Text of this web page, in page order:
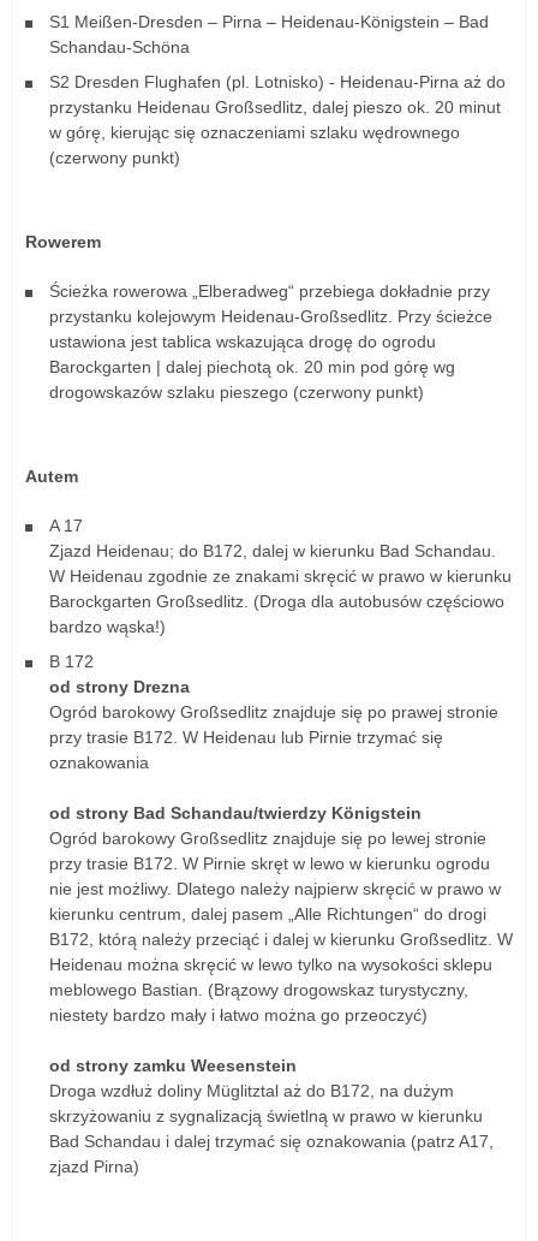
S1 Meißen-Dresden – Pirna – Heidenau-Königstein – Bad
Schandau-Schöna
S2 Dresden Flughafen (pl. Lotnisko) - Heidenau-Pirna aż do
przystanku Heidenau Großsedlitz, dalej pieszo ok. 20 minut
w górę, kierując się oznaczeniami szlaku wędrownego
(czerwony punkt)
Rowerem
Ścieżka rowerowa „Elberadweg“ przebiega dokładnie przy
przystanku kolejowym Heidenau-Großsedlitz. Przy ścieżce
ustawiona jest tablica wskazująca drogę do ogrodu
Barockgarten | dalej piechotą ok. 20 min pod górę wg
drogowskazów szlaku pieszego (czerwony punkt)
Autem
A 17
Zjazd Heidenau; do B172, dalej w kierunku Bad Schandau.
W Heidenau zgodnie ze znakami skręcić w prawo w kierunku
Barockgarten Großsedlitz. (Droga dla autobusów częściowo
bardzo wąska!)
B 172
od strony Drezna
Ogród barokowy Großsedlitz znajduje się po prawej stronie
przy trasie B172. W Heidenau lub Pirnie trzymać się
oznakowania
od strony Bad Schandau/twierdzy Königstein
Ogród barokowy Großsedlitz znajduje się po lewej stronie
przy trasie B172. W Pirnie skręt w lewo w kierunku ogrodu
nie jest możliwy. Dlatego należy najpierw skręcić w prawo w
kierunku centrum, dalej pasem „Alle Richtungen“ do drogi
B172, którą należy przeciąć i dalej w kierunku Großsedlitz. W
Heidenau można skręcić w lewo tylko na wysokości sklepu
meblowego Bastian. (Brązowy drogowskaz turystyczny,
niestety bardzo mały i łatwo można go przeoczyć)
od strony zamku Weesenstein
Droga wzdłuż doliny Müglitztal aż do B172, na dużym
skrzyżowaniu z sygnalizacją świetlną w prawo w kierunku
Bad Schandau i dalej trzymać się oznakowania (patrz A17,
zjazd Pirna)